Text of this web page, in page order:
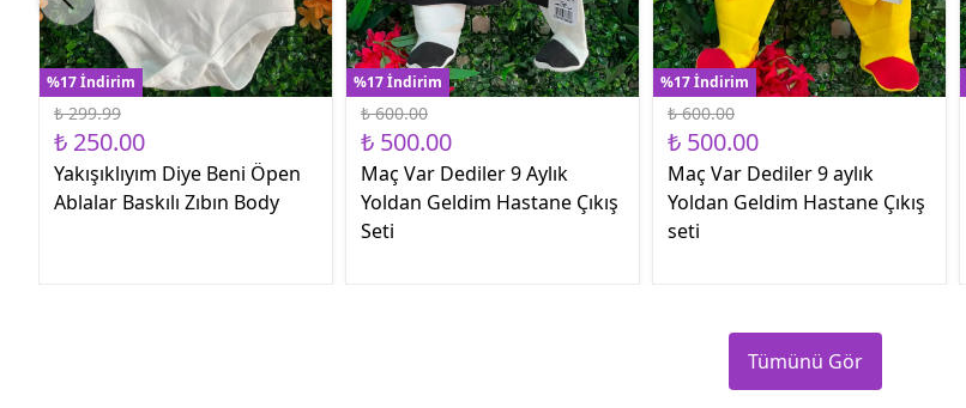
%17 İndirim
₺ 299.99
₺ 250.00
Yakışıklıyım Diye Beni Öpen
Ablalar Baskılı Zıbın Body
%17 İndirim
₺ 600.00
₺ 500.00
Maç Var Dediler 9 Aylık
Yoldan Geldim Hastane Çıkış
Seti
%17 İndirim
₺ 600.00
₺ 500.00
Maç Var Dediler 9 aylık
Yoldan Geldim Hastane Çıkış
seti
Tümünü Gör